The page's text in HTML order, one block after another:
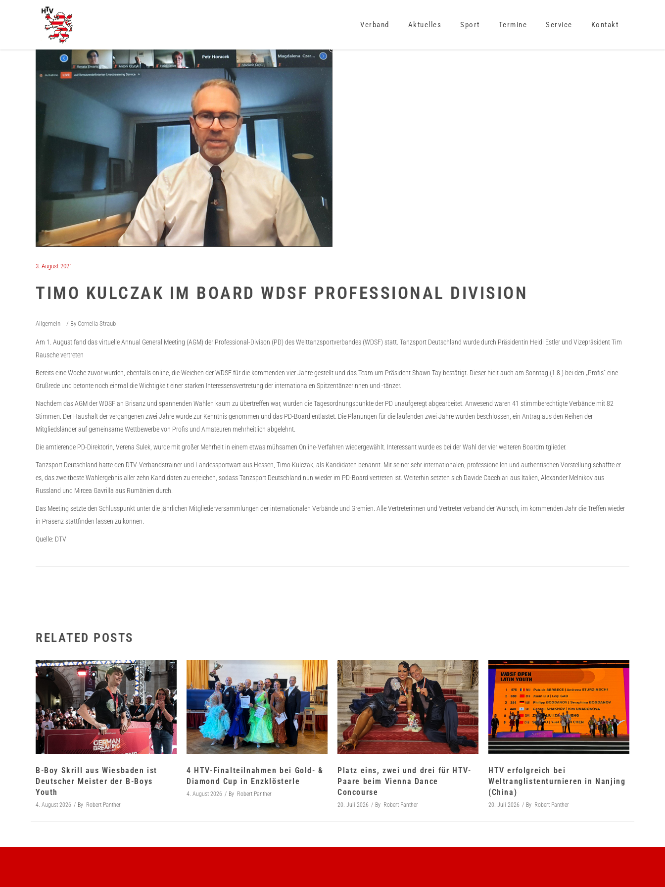
Verband Aktuelles Sport Termine Service Kontakt
3. August 2021
TIMO KULCZAK IM BOARD WDSF PROFESSIONAL DIVISION
Allgemein By Cornelia Straub
Am 1. August fand das virtuelle Annual General Meeting (AGM) der Professional-Divison (PD) des Welttanzsportverbandes (WDSF) statt. Tanzsport Deutschland wurde durch Präsidentin Heidi Estler und Vizepräsident Tim
Rausche vertreten
Bereits eine Woche zuvor wurden, ebenfalls online, die Weichen der WDSF für die kommenden vier Jahre gestellt und das Team um Präsident Shawn Tay bestätigt. Dieser hielt auch am Sonntag (1.8.) bei den „Profis“ eine
Grußrede und betonte noch einmal die Wichtigkeit einer starken Interessensvertretung der internationalen Spitzentänzerinnen und -tänzer.
Nachdem das AGM der WDSF an Brisanz und spannenden Wahlen kaum zu übertreffen war, wurden die Tagesordnungspunkte der PD unaufgeregt abgearbeitet. Anwesend waren 41 stimmberechtigte Verbände mit 82
Stimmen. Der Haushalt der vergangenen zwei Jahre wurde zur Kenntnis genommen und das PD-Board entlastet. Die Planungen für die laufenden zwei Jahre wurden beschlossen, ein Antrag aus den Reihen der
Mitgliedsländer auf gemeinsame Wettbewerbe von Profis und Amateuren mehrheitlich abgelehnt.
Die amtierende PD-Direktorin, Verena Sulek, wurde mit großer Mehrheit in einem etwas mühsamen Online-Verfahren wiedergewählt. Interessant wurde es bei der Wahl der vier weiteren Boardmitglieder.
Tanzsport Deutschland hatte den DTV-Verbandstrainer und Landessportwart aus Hessen, Timo Kulczak, als Kandidaten benannt. Mit seiner sehr internationalen, professionellen und authentischen Vorstellung schaffte er
es, das zweitbeste Wahlergebnis aller zehn Kandidaten zu erreichen, sodass Tanzsport Deutschland nun wieder im PD-Board vertreten ist. Weiterhin setzten sich Davide Cacchiari aus Italien, Alexander Melnikov aus
Russland und Mircea Gavrilla aus Rumänien durch.
Das Meeting setzte den Schlusspunkt unter die jährlichen Mitgliederversammlungen der internationalen Verbände und Gremien. Alle Vertreterinnen und Vertreter verband der Wunsch, im kommenden Jahr die Treffen wieder
in Präsenz stattfinden lassen zu können.
Quelle: DTV
RELATED POSTS
B-Boy Skrill aus Wiesbaden ist
Deutscher Meister der B-Boys
Youth
4. August 2026 By Robert Panther
4 HTV-Finalteilnahmen bei Gold- &
Diamond Cup in Enzklösterle
4. August 2026 By Robert Panther
Platz eins, zwei und drei für HTV-
Paare beim Vienna Dance
Concourse
20. Juli 2026 By Robert Panther
HTV erfolgreich bei
Weltranglistenturnieren in Nanjing
(China)
20. Juli 2026 By Robert Panther